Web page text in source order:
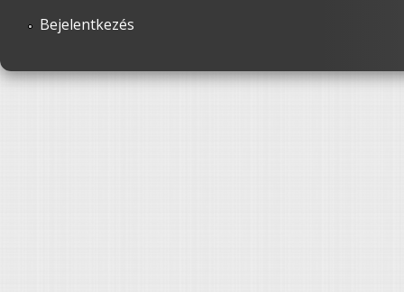
Bejelentkezés